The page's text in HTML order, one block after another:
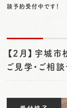
談予約受付中です！
【2月】宇城市
ご見学・ご相